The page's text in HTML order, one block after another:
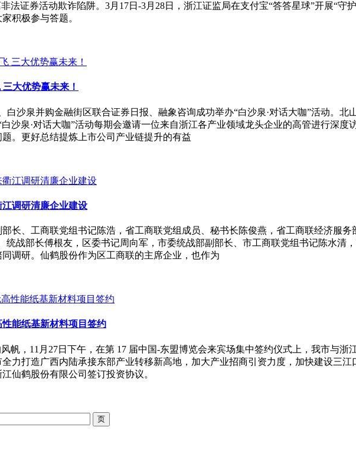
法证券活动欺诈陷阱。3月17日-3月28日，浙江证监局在支付宝“答答星球”开展“
积极参与答题。
大优势赢未来！
白沙泉并购金融街区联合证券日报、融象咨询成功举办“白沙泉·对话大咖”活动。
沙泉·对话大咖”活动每期会邀请一位来自浙江各产业领域龙头企业的高管进行深
。更好总结提炼上市公司产业链提升的有益
调研清廉企业建设
长、工商联党组书记陈浩，省工商联党组成员、秘书长陈俊燕，省工商联经济服
统战部长傅根友，区委书记周向军，市委统战部副部长、市工商联党组书记陈水清
调研。仙鹤股份作为区工商联的主席企业，也作为
能纸基新材料项目签约
帆，11月27日下午，在第 17 届中国-东盟博览会来宾场集中签约仪式上，我市与
力打造广西内陆承接东部产业转移新高地，加大产业招商引资力度，加快建设三
仙鹤股份有限公司签订投资协议。